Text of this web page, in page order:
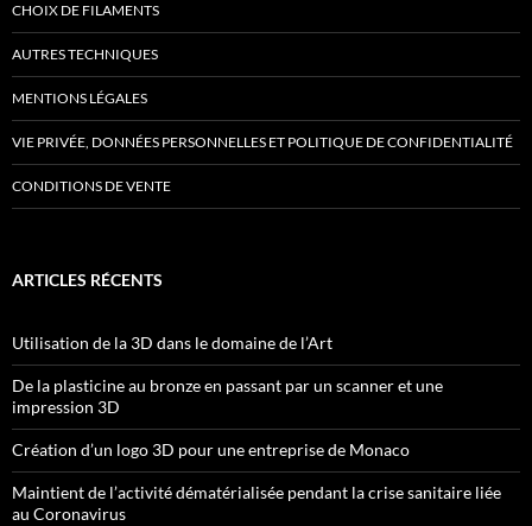
CHOIX DE FILAMENTS
AUTRES TECHNIQUES
MENTIONS LÉGALES
VIE PRIVÉE, DONNÉES PERSONNELLES ET POLITIQUE DE CONFIDENTIALITÉ
CONDITIONS DE VENTE
ARTICLES RÉCENTS
Utilisation de la 3D dans le domaine de l’Art
De la plasticine au bronze en passant par un scanner et une
impression 3D
Création d’un logo 3D pour une entreprise de Monaco
Maintient de l’activité dématérialisée pendant la crise sanitaire liée
au Coronavirus